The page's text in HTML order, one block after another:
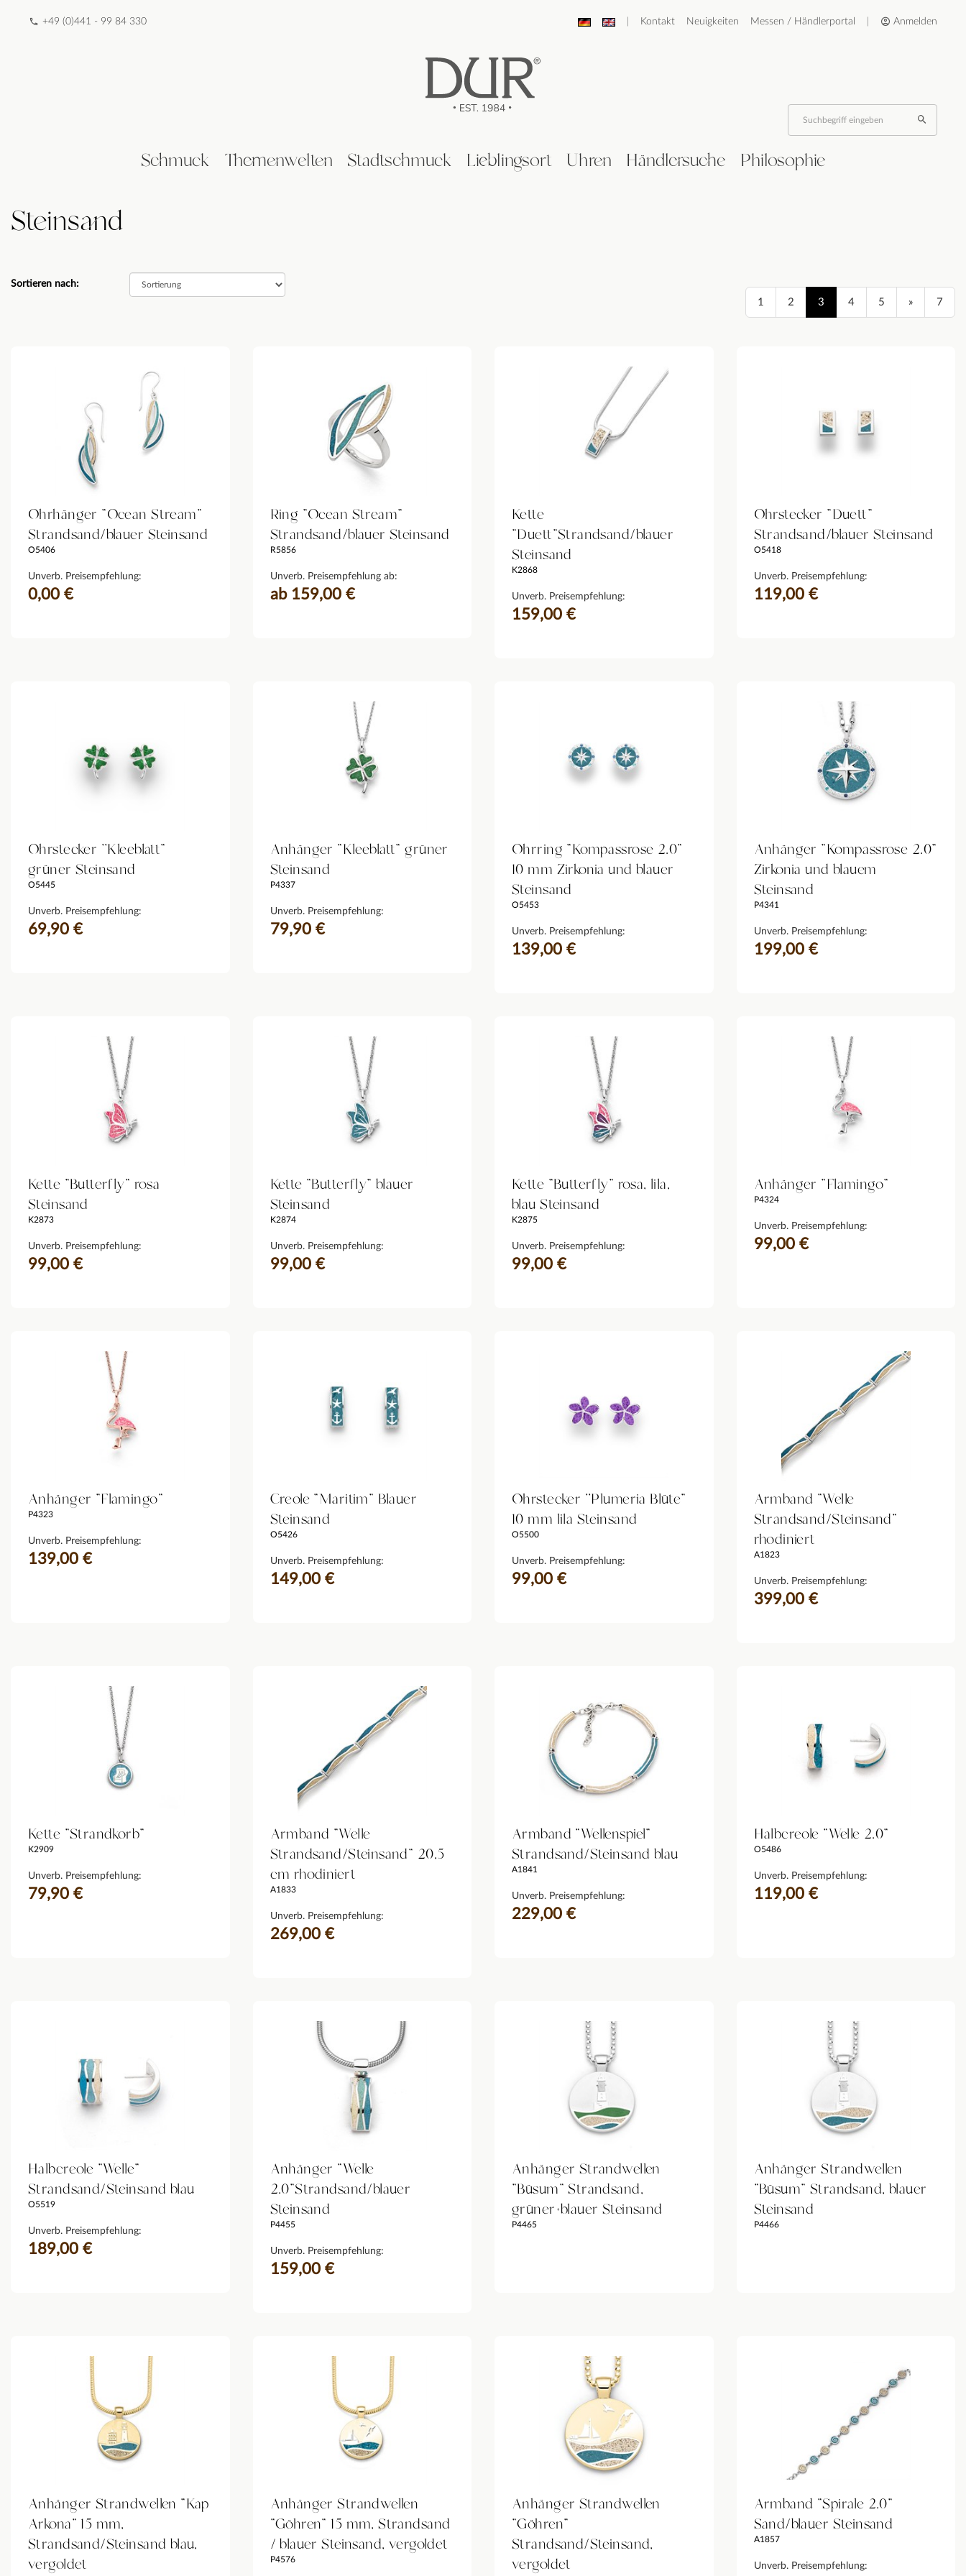
+49 (0)441 - 99 84 330 Kontakt Neuigkeiten Messen / Händlerportal Anmelden
Schmuck Themenwelten Stadtschmuck Lieblingsort Uhren Händlersuche Philosophie
Steinsand
Sortieren nach:
1 2 3 4 5 » 7
Ohrhänger "Ocean Stream"
Strandsand/blauer Steinsand
O5406
Unverb. Preisempfehlung:
0,00 €
Ring "Ocean Stream"
Strandsand/blauer Steinsand
R5856
Unverb. Preisempfehlung ab:
ab 159,00 €
Kette
"Duett"Strandsand/blauer
Steinsand
K2868
Unverb. Preisempfehlung:
159,00 €
Ohrstecker "Duett"
Strandsand/blauer Steinsand
O5418
Unverb. Preisempfehlung:
119,00 €
Ohrstecker ''Kleeblatt"
grüner Steinsand
O5445
Unverb. Preisempfehlung:
69,90 €
Anhänger "Kleeblatt" grüner
Steinsand
P4337
Unverb. Preisempfehlung:
79,90 €
Ohrring "Kompassrose 2.0"
10 mm Zirkonia und blauer
Steinsand
O5453
Unverb. Preisempfehlung:
139,00 €
Anhänger "Kompassrose 2.0"
Zirkonia und blauem
Steinsand
P4341
Unverb. Preisempfehlung:
199,00 €
Kette "Butterfly" rosa
Steinsand
K2873
Unverb. Preisempfehlung:
99,00 €
Kette "Butterfly" blauer
Steinsand
K2874
Unverb. Preisempfehlung:
99,00 €
Kette "Butterfly" rosa, lila,
blau Steinsand
K2875
Unverb. Preisempfehlung:
99,00 €
Anhänger "Flamingo"
P4324
Unverb. Preisempfehlung:
99,00 €
Anhänger "Flamingo"
P4323
Unverb. Preisempfehlung:
139,00 €
Creole "Maritim" Blauer
Steinsand
O5426
Unverb. Preisempfehlung:
149,00 €
Ohrstecker ''Plumeria Blüte"
10 mm lila Steinsand
O5500
Unverb. Preisempfehlung:
99,00 €
Armband "Welle
Strandsand/Steinsand"
rhodiniert
A1823
Unverb. Preisempfehlung:
399,00 €
Kette "Strandkorb"
K2909
Unverb. Preisempfehlung:
79,90 €
Armband "Welle
Strandsand/Steinsand" 20,5
cm rhodiniert
A1833
Unverb. Preisempfehlung:
269,00 €
Armband "Wellenspiel"
Strandsand/Steinsand blau
A1841
Unverb. Preisempfehlung:
229,00 €
Halbcreole "Welle 2.0"
O5486
Unverb. Preisempfehlung:
119,00 €
Halbcreole "Welle"
Strandsand/Steinsand blau
O5519
Unverb. Preisempfehlung:
189,00 €
Anhänger "Welle
2.0"Strandsand/blauer
Steinsand
P4455
Unverb. Preisempfehlung:
159,00 €
Anhänger Strandwellen
"Büsum" Strandsand,
grüner+blauer Steinsand
P4465
Anhänger Strandwellen
"Büsum" Strandsand, blauer
Steinsand
P4466
Anhänger Strandwellen "Kap
Arkona" 15 mm,
Strandsand/Steinsand blau,
vergoldet
Anhänger Strandwellen
"Göhren" 15 mm, Strandsand
/ blauer Steinsand, vergoldet
P4576
Anhänger Strandwellen
"Göhren"
Strandsand/Steinsand,
vergoldet
Armband "Spirale 2.0"
Sand/blauer Steinsand
A1857
Unverb. Preisempfehlung: